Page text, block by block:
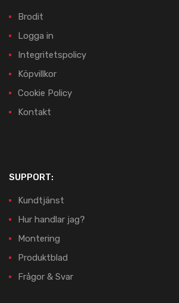
Brodit
Logga in
Integritetspolicy
Köpvillkor
Cookie Policy
Kontakt
SUPPORT:
Kundtjänst
Hur handlar jag?
Montering
Produktblad
Frågor & Svar